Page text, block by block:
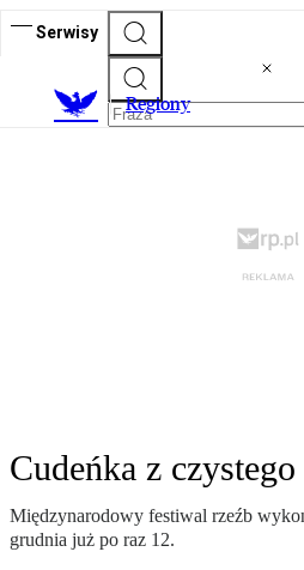
Serwisy
Regiony
Cudeńka z
Międzynarodowy festiwal rzeźb
grudnia już po raz 12.